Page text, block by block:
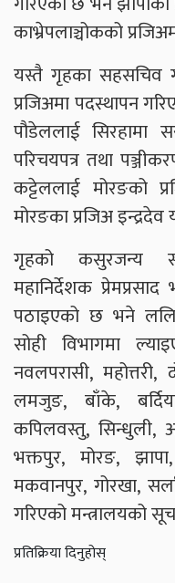
काभ्रेपलाञ्चोकको
यस्तै गृहका सहसचिव
प्रजिअमा पदस्थापन
पौडेललाई सिरहामा
परिचयपत्र तथा
कट्टेललाई मोरङको
मोरङका प्रजिअ
गृहको कसुरजन्य
महानिर्देशक
पठाइएको छ भने
सोही विभागमा
नवलपरासी,
लमजुङ, बाँके,
कपिलवस्तु, सिन्धुली,
भक्तपुर, मोरङ,
मकवानपुर, गोरखा,
गरिएको मन्त्रालयको
प्रतिक्रिया दिनुहोस्